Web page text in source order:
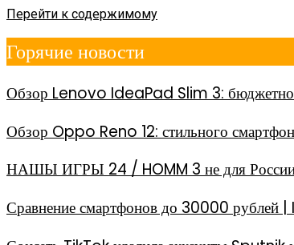
Перейти к содержимому
Горячие новости
Обзор Lenovo IdeaPad Slim 3:
Обзор Oppo Reno 12: стильного
НАШЫ ИГРЫ 24 / HOMM 3 не для
Сравнение смартфонов до 30000